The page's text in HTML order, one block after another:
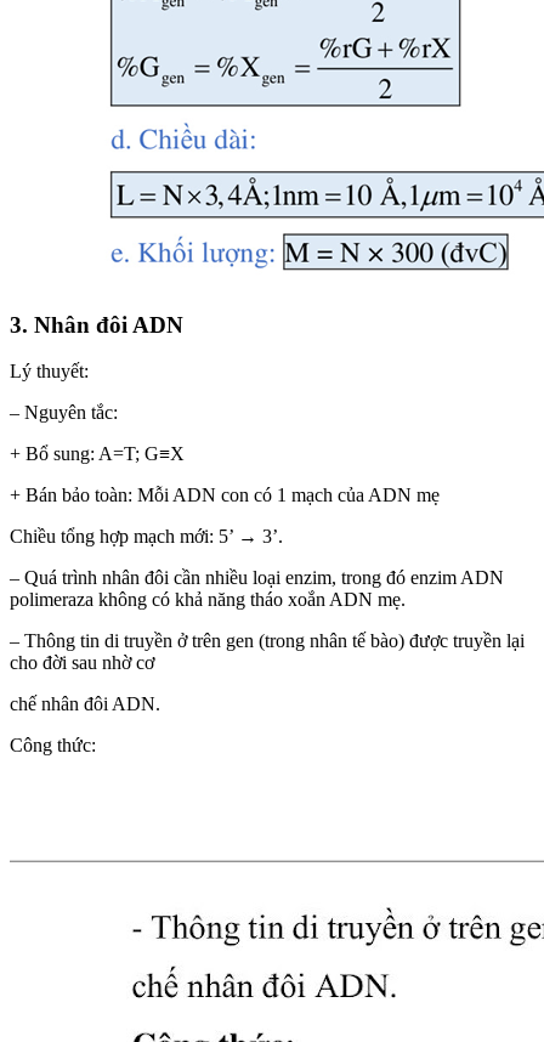
3. Nhân đôi ADN
Lý thuyết:
– Nguyên tắc:
+ Bổ sung: A=T; G≡X
+ Bán bảo toàn: Mỗi ADN con có 1 mạch của ADN mẹ
Chiều tổng hợp mạch mới: 5’ → 3’.
– Quá trình nhân đôi cần nhiều loại enzim, trong đó enzim ADN
polimeraza không có khả năng tháo xoắn ADN mẹ.
– Thông tin di truyền ở trên gen (trong nhân tế bào) được truyền lại
cho đời sau nhờ cơ
chế nhân đôi ADN.
Công thức: